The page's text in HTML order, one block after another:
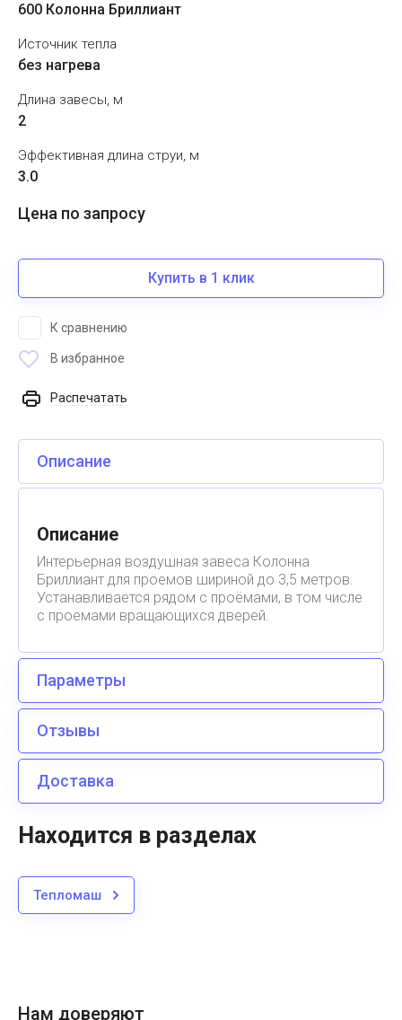
600 Колонна Бриллиант
Источник тепла
без нагрева
Длина завесы, м
2
Эффективная длина струи, м
3.0
Цена по запросу
Купить в 1 клик
К сравнению
В избранное
Распечатать
Описание
Описание
Интерьерная воздушная завеса Колонна
Бриллиант для проемов шириной до 3,5 метров.
Устанавливается рядом с проёмами, в том числе
с проемами вращающихся дверей.
Параметры
Отзывы
Доставка
Находится в разделах
Тепломаш
Нам доверяют